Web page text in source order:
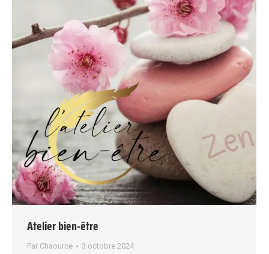
Atelier bien-être
Par Chaource 3 octobre 2024